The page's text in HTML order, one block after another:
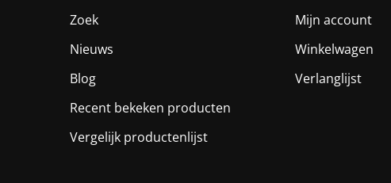
Zoek
Nieuws
Blog
Recent bekeken producten
Vergelijk productenlijst
Mijn account
Winkelwagen
Verlanglijst